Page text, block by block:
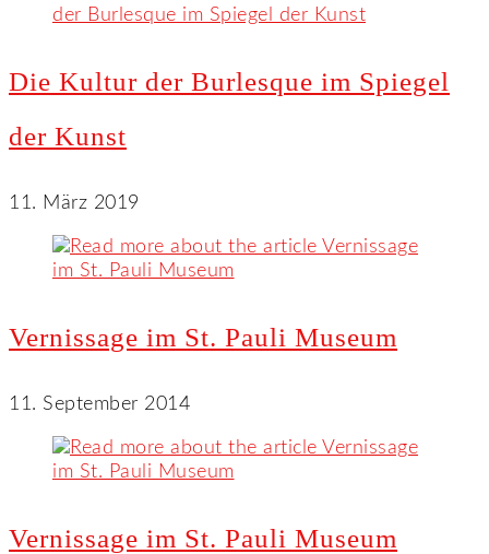
Die Kultur der Burlesque im Spiegel
der Kunst
11. März 2019
Vernissage im St. Pauli Museum
11. September 2014
Vernissage im St. Pauli Museum